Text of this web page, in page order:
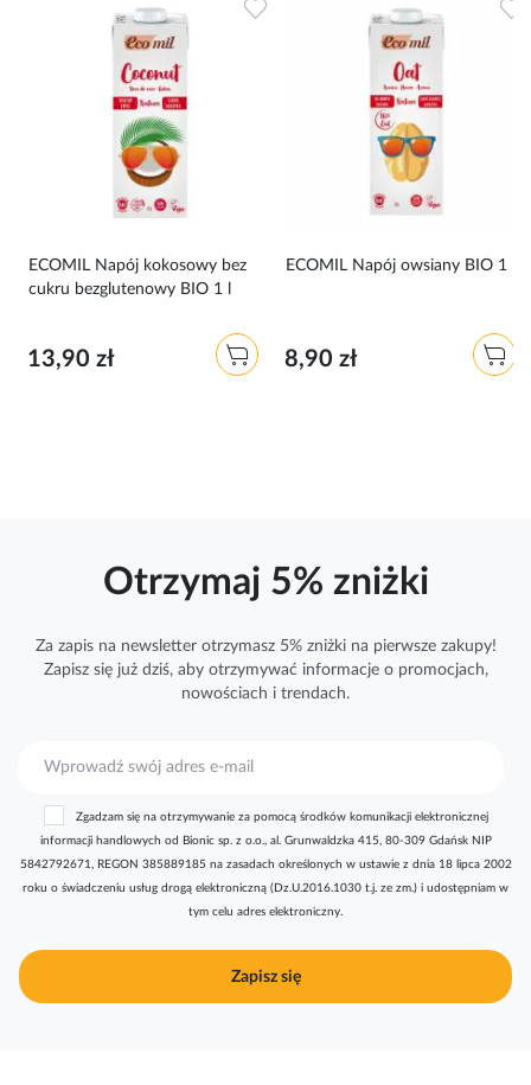
ECOMIL Napój kokosowy bez
cukru bezglutenowy BIO 1 l
13,90 zł
Dodaj do ulubionych
ECOMIL Napój owsiany BIO 1 l
8,90 zł
Otrzymaj 5% zniżki
Za zapis na newsletter otrzymasz 5% zniżki na pierwsze zakupy!
Zapisz się już dziś, aby otrzymywać informacjeo promocjach,
nowościach i trendach.
r
y
j
n
Zapisz się
Zgadzam się na otrzymywanie za pomocą środków komunikacji elektronicznej
informacji handlowych od Bionic sp. z o.o., al. Grunwaldzka 415, 80-309 Gdańsk NIP
5842792671, REGON 385889185 na zasadach określonych w ustawie z dnia 18 lipca 2002
roku o świadczeniu usług drogą elektroniczną (Dz.U.2016.1030 t.j. ze zm.) i udostępniam w
tym celu adres elektroniczny.